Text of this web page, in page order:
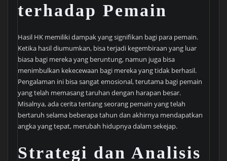
terhadap Pemain
Hasil HK memiliki dampak yang signifikan bagi para pemain.
Ketika hasil diumumkan, bisa terjadi kegembiraan yang luar
biasa bagi mereka yang beruntung, namun juga bisa
menimbulkan kekecewaan bagi mereka yang tidak berhasil.
Pengalaman ini bisa sangat emosional, terutama bagi pemain
yang telah memasang taruhan dengan harapan besar.
Misalnya, ada cerita tentang seorang pemain yang telah
bertaruh selama beberapa tahun dan akhirnya mendapatkan
angka yang tepat, merubah hidupnya dalam sekejap.
Strategi dan Analisis